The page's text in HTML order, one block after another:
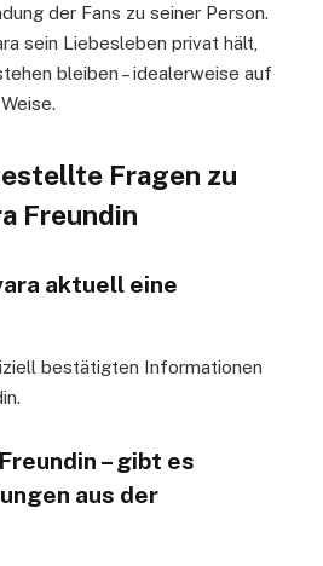
der Fans zu seiner Person.
sein Liebesleben privat hält,
bleiben – idealerweise auf
Fragen zu
Freundin
aktuell eine
bestätigten Informationen
– gibt es
aus der